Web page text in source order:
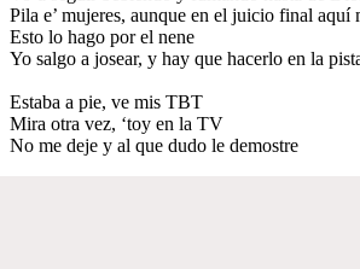
Pila e’ mujeres, aunque en el juicio final aquí
Esto lo hago por el nene
Yo salgo a josear, y hay que hacerlo en la
Estaba a pie, ve mis TBT
Mira otra vez, ‘toy en la TV
No me deje y al que dudo le demostre